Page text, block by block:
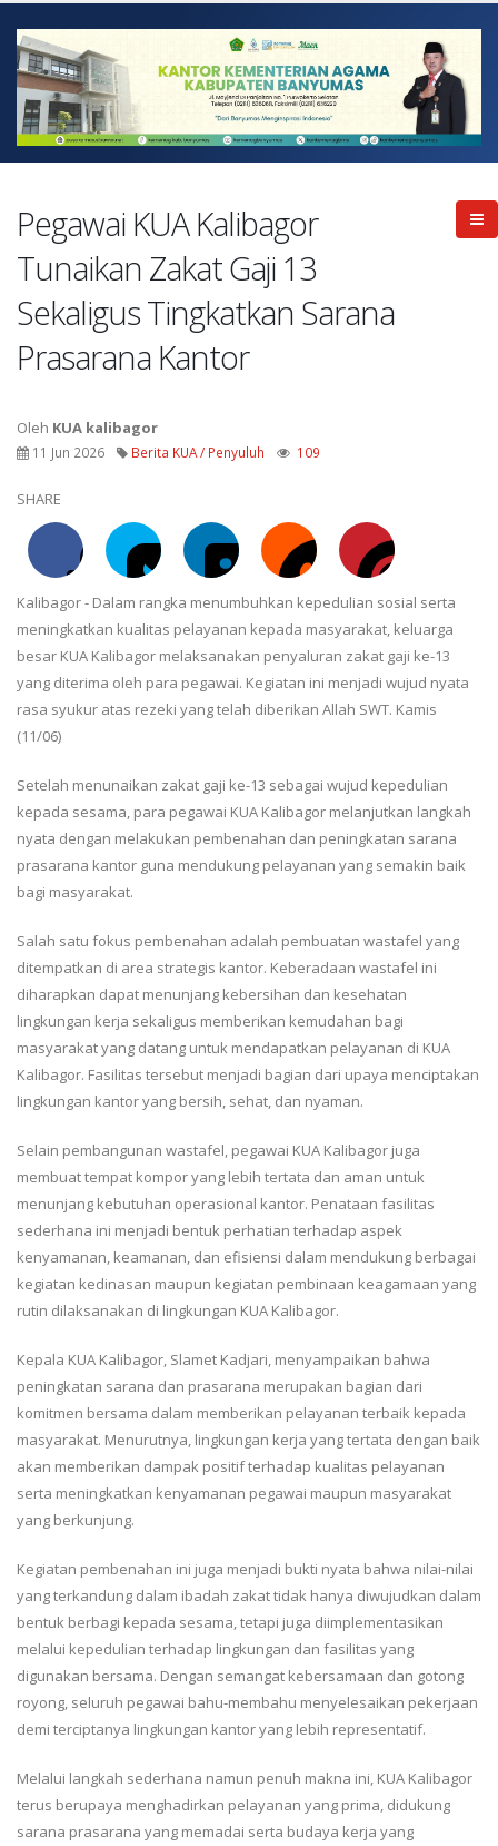
Pegawai KUA Kalibagor
Tunaikan Zakat Gaji 13
Sekaligus Tingkatkan Sarana
Prasarana Kantor
Oleh KUA kalibagor
11 Jun 2026 Berita KUA / Penyuluh 109
SHARE
Kalibagor - Dalam rangka menumbuhkan kepedulian sosial serta
meningkatkan kualitas pelayanan kepada masyarakat, keluarga
besar KUA Kalibagor melaksanakan penyaluran zakat gaji ke-13
yang diterima oleh para pegawai. Kegiatan ini menjadi wujud nyata
rasa syukur atas rezeki yang telah diberikan Allah SWT. Kamis
(11/06)
Setelah menunaikan zakat gaji ke-13 sebagai wujud kepedulian
kepada sesama, para pegawai KUA Kalibagor melanjutkan langkah
nyata dengan melakukan pembenahan dan peningkatan sarana
prasarana kantor guna mendukung pelayanan yang semakin baik
bagi masyarakat.
Salah satu fokus pembenahan adalah pembuatan wastafel yang
ditempatkan di area strategis kantor. Keberadaan wastafel ini
diharapkan dapat menunjang kebersihan dan kesehatan
lingkungan kerja sekaligus memberikan kemudahan bagi
masyarakat yang datang untuk mendapatkan pelayanan di KUA
Kalibagor. Fasilitas tersebut menjadi bagian dari upaya menciptakan
lingkungan kantor yang bersih, sehat, dan nyaman.
Selain pembangunan wastafel, pegawai KUA Kalibagor juga
membuat tempat kompor yang lebih tertata dan aman untuk
menunjang kebutuhan operasional kantor. Penataan fasilitas
sederhana ini menjadi bentuk perhatian terhadap aspek
kenyamanan, keamanan, dan efisiensi dalam mendukung berbagai
kegiatan kedinasan maupun kegiatan pembinaan keagamaan yang
rutin dilaksanakan di lingkungan KUA Kalibagor.
Kepala KUA Kalibagor, Slamet Kadjari, menyampaikan bahwa
peningkatan sarana dan prasarana merupakan bagian dari
komitmen bersama dalam memberikan pelayanan terbaik kepada
masyarakat. Menurutnya, lingkungan kerja yang tertata dengan baik
akan memberikan dampak positif terhadap kualitas pelayanan
serta meningkatkan kenyamanan pegawai maupun masyarakat
yang berkunjung.
Kegiatan pembenahan ini juga menjadi bukti nyata bahwa nilai-nilai
yang terkandung dalam ibadah zakat tidak hanya diwujudkan dalam
bentuk berbagi kepada sesama, tetapi juga diimplementasikan
melalui kepedulian terhadap lingkungan dan fasilitas yang
digunakan bersama. Dengan semangat kebersamaan dan gotong
royong, seluruh pegawai bahu-membahu menyelesaikan pekerjaan
demi terciptanya lingkungan kantor yang lebih representatif.
Melalui langkah sederhana namun penuh makna ini, KUA Kalibagor
terus berupaya menghadirkan pelayanan yang prima, didukung
sarana prasarana yang memadai serta budaya kerja yang